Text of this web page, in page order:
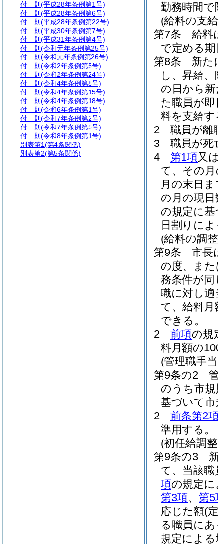
勤務時間
(給料の支
第7条
給料
で定める
第8条
新た
し、昇給
の日から
た職員が
料を支給す
2
職員が離
3
職員が死
4
第1項又
て、その
月の末日
の月の現
の規定に
日割りに
(給料の調
第9条
市長
の度、ま
務条件が
職に対し
て、給料
できる。
2
前項の規
料月額の
(管理職手
第9条の2
のうち市
基づいて
2
前条第2
準用する。
(初任給調
第9条の3
て、当該
項の規定
第3項、 第5
応じた額(
る職員に
規定によ
付 則 (平成28年条例第1号)
付 則 (平成28年条例第6号)
付 則 (平成28年条例第22号)
付 則 (平成30年条例第7号)
付 則 (平成31年条例第4号)
付 則 (令和元年条例第25号)
付 則 (令和元年条例第26号)
付 則 (令和2年条例第5号)
付 則 (令和2年条例第24号)
付 則 (令和4年条例第8号)
付 則 (令和4年条例第15号)
付 則 (令和4年条例第18号)
付 則 (令和6年条例第1号)
付 則 (令和7年条例第2号)
付 則 (令和7年条例第5号)
付 則 (令和8年条例第1号)
別表第1(第4条関係)
別表第2(第5条関係)